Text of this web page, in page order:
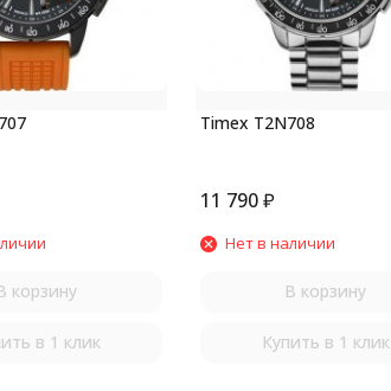
корзину
в 1 клик
Timex T2N708
11 790 ₽
Нет в наличии
В корзину
Купить в 1 клик